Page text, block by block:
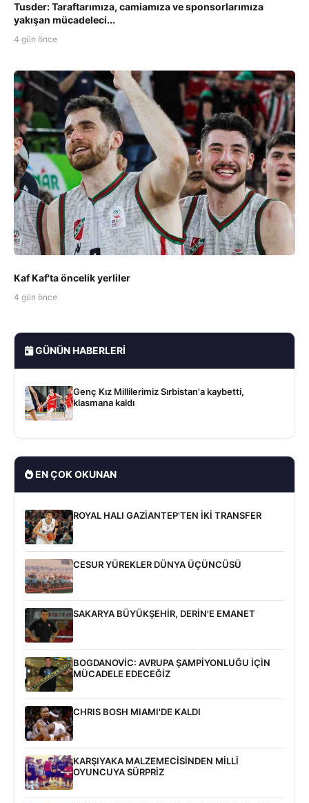
Tusder: Taraftarımıza, camiamıza ve sponsorlarımıza
yakışan mücadeleci...
4 gün önce
Kaf Kaf'ta öncelik yerliler
4 gün önce
GÜNÜN HABERLERI
Genç Kız Millilerimiz Sırbistan'a kaybetti,
klasmana kaldı
EN ÇOK OKUNAN
ROYAL HALI GAZİANTEP'TEN İKİ TRANSFER
CESUR YÜREKLER DÜNYA ÜÇÜNCÜSÜ
SAKARYA BÜYÜKŞEHİR, DERİN'E EMANET
BOGDANOVİC: AVRUPA ŞAMPİYONLUĞU İÇİN
MÜCADELE EDECEĞİZ
CHRIS BOSH MIAMI'DE KALDI
KARŞIYAKA MALZEMECİSİNDEN MİLLİ
OYUNCUYA SÜRPRİZ